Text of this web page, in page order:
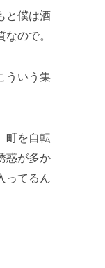
と僕は酒
ので。
ういう集
町を自転
惑が多か
ってるん